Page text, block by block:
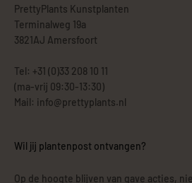
PrettyPlants Kunstplanten
Terminalweg 19a
3821AJ Amersfoort
Tel: +31 (0)33 208 10 11
(ma-vrij 09:30-13:30)
Mail: info@prettyplants.nl
Wil jij plantenpost ontvangen?
Op de hoogte blijven van gave acties,